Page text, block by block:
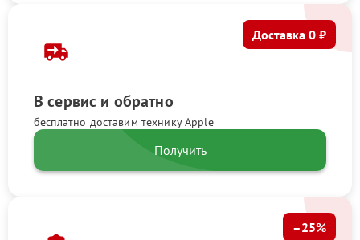
В сервис и обратно
бесплатно доставим технику Apple
Доставка 0 ₽
Получить
–25%